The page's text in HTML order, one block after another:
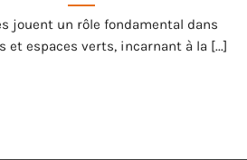
jouent un rôle fondamental dans
et espaces verts, incarnant à la [...]